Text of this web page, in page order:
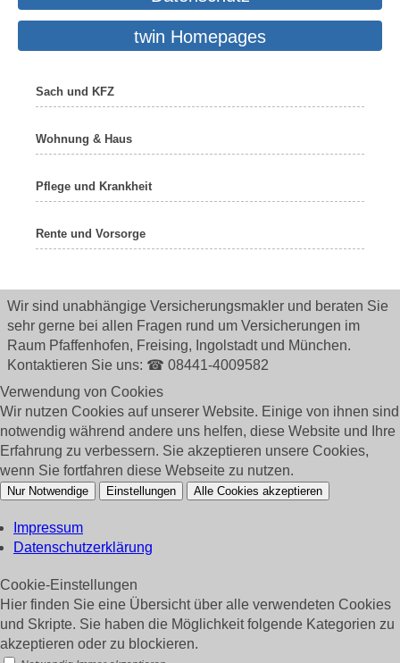
twin Homepages
Sach und KFZ
Wohnung & Haus
Pflege und Krankheit
Rente und Vorsorge
Wir sind unabhängige Versicherungsmakler und beraten Sie
sehr gerne bei allen Fragen rund um Versicherungen im
Raum Pfaffenhofen, Freising, Ingolstadt und München.
Kontaktieren Sie uns: ☎ 08441-4009582
Verwendung von Cookies
Wir nutzen Cookies auf unserer Website. Einige von ihnen sind
notwendig während andere uns helfen, diese Website und Ihre
Erfahrung zu verbessern. Sie akzeptieren unsere Cookies,
wenn Sie fortfahren diese Webseite zu nutzen.
Nur Notwendige Einstellungen Alle Cookies akzeptieren
Impressum
Datenschutzerklärung
Cookie-Einstellungen
Hier finden Sie eine Übersicht über alle verwendeten Cookies
und Skripte. Sie haben die Möglichkeit folgende Kategorien zu
akzeptieren oder zu blockieren.